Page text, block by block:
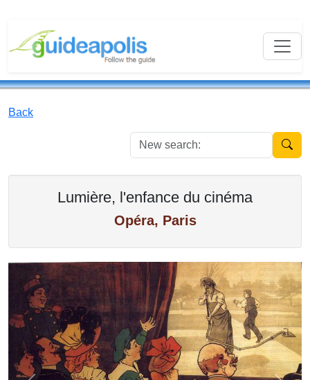
Back
New
Lumière, l'enfance du cinéma
Opéra, Paris